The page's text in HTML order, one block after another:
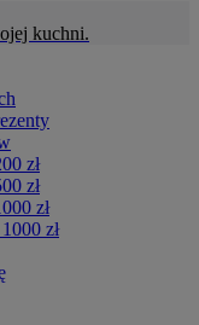
kuchni.
zł
zł
zł
zł